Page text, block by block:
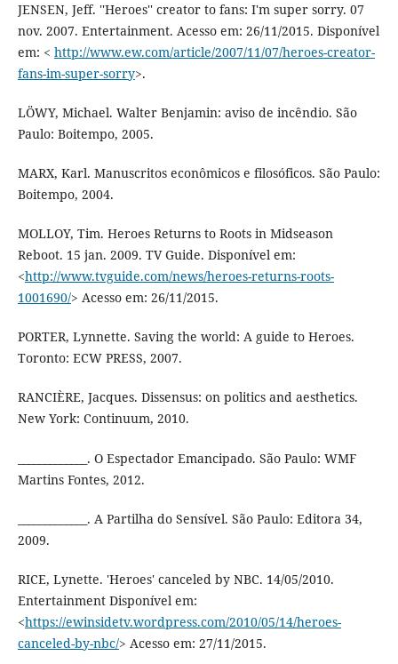
JENSEN, Jeff. ''Heroes'' creator to fans: I'm super sorry. 07
nov. 2007. Entertainment. Acesso em: 26/11/2015. Disponível
em: < http://www.ew.com/article/2007/11/07/heroes-creator-
fans-im-super-sorry>.
LÖWY, Michael. Walter Benjamin: aviso de incêndio. São
Paulo: Boitempo, 2005.
MARX, Karl. Manuscritos econômicos e filosóficos. São Paulo:
Boitempo, 2004.
MOLLOY, Tim. Heroes Returns to Roots in Midseason
Reboot. 15 jan. 2009. TV Guide. Disponível em:
<http://www.tvguide.com/news/heroes-returns-roots-
1001690/> Acesso em: 26/11/2015.
PORTER, Lynnette. Saving the world: A guide to Heroes.
Toronto: ECW PRESS, 2007.
RANCIÈRE, Jacques. Dissensus: on politics and aesthetics.
New York: Continuum, 2010.
_____________. O Espectador Emancipado. São Paulo: WMF
Martins Fontes, 2012.
_____________. A Partilha do Sensível. São Paulo: Editora 34,
2009.
RICE, Lynette. 'Heroes' canceled by NBC. 14/05/2010.
Entertainment Disponível em:
<https://ewinsidetv.wordpress.com/2010/05/14/heroes-
canceled-by-nbc/> Acesso em: 27/11/2015.